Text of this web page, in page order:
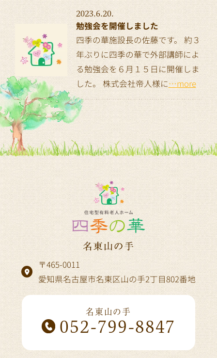
2023.6.20.
勉強会を開催しました
四季の華施設長の佐藤です。 約３
年ぶりに四季の華で外部講師によ
る勉強会を６月１５日に開催しま
した。 株式会社帝人様に…more
〒465-0011
愛知県名古屋市名東区山の手2丁目802番地
名東山の手
052-799-8847